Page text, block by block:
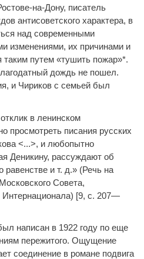
на-Дону, писатель
антисоветского характера, в
над современными
изменениями, их причинами и
путем «тушить пожар»*.
дождь не пошел.
и Чириков с семьей был
в ленинском
просмотреть писания русских
<...>, и любопытно
Деникину, рассуждают об
и т. д.» (Речь на
Совета,
[9, с. 207—
написан в 1922 году по еще
пережитого. Ощущение
соединение в романе подвига